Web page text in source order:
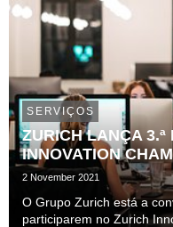
SERVIÇOS
ZURICH LANÇA
INNOVATION
2 November 2021
O Grupo Zurich está a
participarem no Zurich